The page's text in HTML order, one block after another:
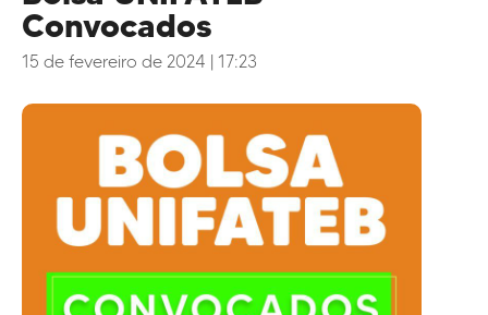
GOVERNANÇA CORPORATIVA
Reitoria
Comissão Própria de Avaliação (CPA)
Conselho Superior da UNIFATEB (Consup)
MISSÃO, VISÃO E VALORES
CERTIFICAÇÕES
Responsabilidade Social
METODOLOGIA E APRENDIZAGEM
Cursos EAD
Convocados
15 de fevereiro de 2024 17:23